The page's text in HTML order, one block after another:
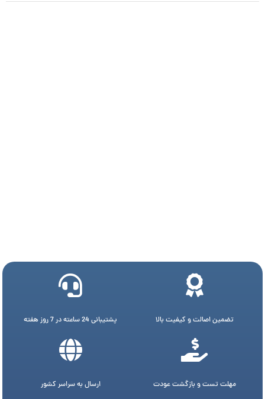
تضمین اصالت و کیفیت بالا پشتیبانی 24 ساعته در 7 روز هفته
مهلت تست و بازگشت عودت ارسال به سراسر کشور